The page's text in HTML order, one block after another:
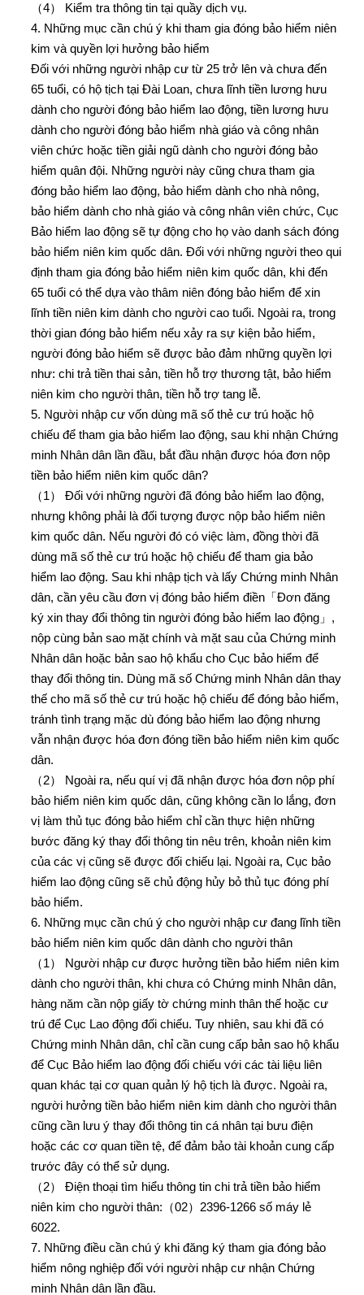
（4） Kiểm tra thông tin tại quầy dịch vụ.
4. Những mục cần chú ý khi tham gia đóng bảo hiểm niên
kim và quyền lợi hưởng bảo hiểm
Đối với những người nhập cư từ 25 trở lên và chưa đến
65 tuổi, có hộ tịch tại Đài Loan, chưa lĩnh tiền lương hưu
dành cho người đóng bảo hiểm lao động, tiền lương hưu
dành cho người đóng bảo hiểm nhà giáo và công nhân
viên chức hoặc tiền giải ngũ dành cho người đóng bảo
hiểm quân đội. Những người này cũng chưa tham gia
đóng bảo hiểm lao động, bảo hiểm dành cho nhà nông,
bảo hiểm dành cho nhà giáo và công nhân viên chức, Cục
Bảo hiểm lao động sẽ tự động cho họ vào danh sách đóng
bảo hiểm niên kim quốc dân. Đối với những người theo qui
định tham gia đóng bảo hiểm niên kim quốc dân, khi đến
65 tuổi có thể dựa vào thâm niên đóng bảo hiểm để xin
lĩnh tiền niên kim dành cho người cao tuổi. Ngoài ra, trong
thời gian đóng bảo hiểm nếu xảy ra sự kiện bảo hiểm,
người đóng bảo hiểm sẽ được bảo đảm những quyền lợi
như: chi trả tiền thai sản, tiền hỗ trợ thương tật, bảo hiểm
niên kim cho người thân, tiền hỗ trợ tang lễ.
5. Người nhập cư vốn dùng mã số thẻ cư trú hoặc hộ
chiếu để tham gia bảo hiểm lao động, sau khi nhận Chứng
minh Nhân dân lần đầu, bắt đầu nhận được hóa đơn nộp
tiền bảo hiểm niên kim quốc dân?
（1） Đối với những người đã đóng bảo hiểm lao động,
nhưng không phải là đối tượng được nộp bảo hiểm niên
kim quốc dân. Nếu người đó có việc làm, đồng thời đã
dùng mã số thẻ cư trú hoặc hộ chiếu để tham gia bảo
hiểm lao động. Sau khi nhập tịch và lấy Chứng minh Nhân
dân, cần yêu cầu đơn vị đóng bảo hiểm điền「Đơn đăng
ký xin thay đổi thông tin người đóng bảo hiểm lao động」,
nộp cùng bản sao mặt chính và mặt sau của Chứng minh
Nhân dân hoặc bản sao hộ khẩu cho Cục bảo hiểm để
thay đổi thông tin. Dùng mã số Chứng minh Nhân dân thay
thế cho mã số thẻ cư trú hoặc hộ chiếu để đóng bảo hiểm,
tránh tình trạng mặc dù đóng bảo hiểm lao động nhưng
vẫn nhận được hóa đơn đóng tiền bảo hiểm niên kim quốc
dân.
（2） Ngoài ra, nếu quí vị đã nhận được hóa đơn nộp phí
bảo hiểm niên kim quốc dân, cũng không cần lo lắng, đơn
vị làm thủ tục đóng bảo hiểm chỉ cần thực hiện những
bước đăng ký thay đổi thông tin nêu trên, khoản niên kim
của các vị cũng sẽ được đối chiếu lại. Ngoài ra, Cục bảo
hiểm lao động cũng sẽ chủ động hủy bỏ thủ tục đóng phí
bảo hiểm.
6. Những mục cần chú ý cho người nhập cư đang lĩnh tiền
bảo hiểm niên kim quốc dân dành cho người thân
（1） Người nhập cư được hưởng tiền bảo hiểm niên kim
dành cho người thân, khi chưa có Chứng minh Nhân dân,
hàng năm cần nộp giấy tờ chứng minh thân thế hoặc cư
trú để Cục Lao động đối chiếu. Tuy nhiên, sau khi đã có
Chứng minh Nhân dân, chỉ cần cung cấp bản sao hộ khẩu
để Cục Bảo hiểm lao động đối chiếu với các tài liệu liên
quan khác tại cơ quan quản lý hộ tịch là được. Ngoài ra,
người hưởng tiền bảo hiểm niên kim dành cho người thân
cũng cần lưu ý thay đổi thông tin cá nhân tại bưu điện
hoặc các cơ quan tiền tệ, để đảm bảo tài khoản cung cấp
trước đây có thể sử dụng.
（2） Điện thoại tìm hiểu thông tin chi trả tiền bảo hiểm
niên kim cho người thân:（02）2396-1266 số máy lẻ
6022.
7. Những điều cần chú ý khi đăng ký tham gia đóng bảo
hiểm nông nghiệp đối với người nhập cư nhận Chứng
minh Nhân dân lần đầu.